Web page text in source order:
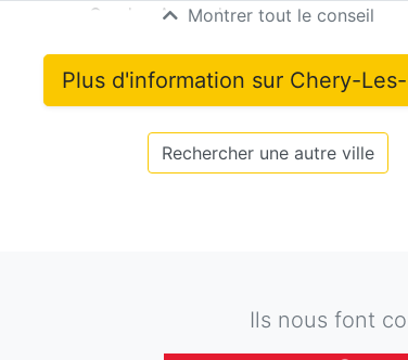
Gandon ArmandMontrer tout le conseil
Plus d'information sur Chery-
Rechercher une autre ville
Ils nous font